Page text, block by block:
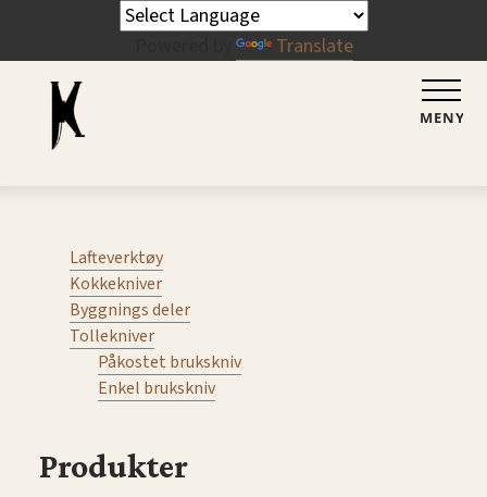
MENY
Lafteverktøy
Kokkekniver
Byggnings deler
Tollekniver
Påkostet brukskniv
Enkel brukskniv
Produkter
Translate